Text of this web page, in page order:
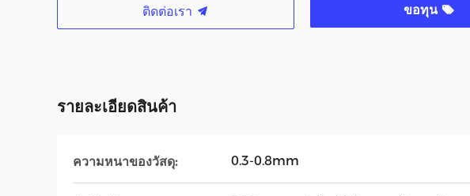
ติดต่อเรา ขอทุน
รายละเอียดสินค้า
ความหนาของวัสดุ: 0.3-0.8mm